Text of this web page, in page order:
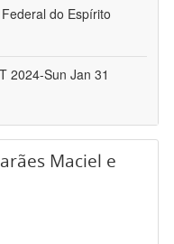
do Espírito
2024-Sun Jan 31
Maciel e